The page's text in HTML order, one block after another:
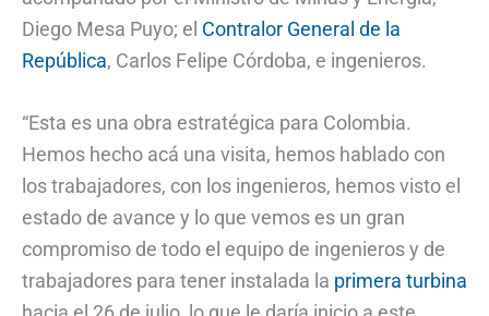
Diego Mesa Puyo; el Contralor General de la
República, Carlos Felipe Córdoba, e ingenieros.
“Esta es una obra estratégica para Colombia.
Hemos hecho acá una visita, hemos hablado con
los trabajadores, con los ingenieros, hemos visto el
estado de avance y lo que vemos es un gran
compromiso de todo el equipo de ingenieros y de
trabajadores para tener instalada la primera turbina